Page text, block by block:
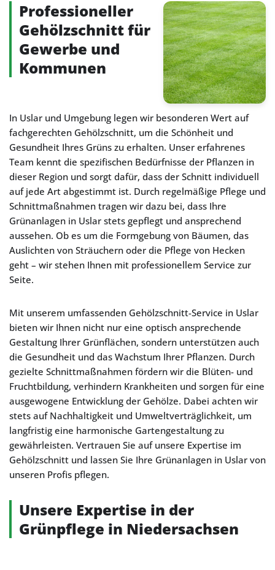
Professioneller
Gehölzschnitt für
Gewerbe und
Kommunen
In Uslar und Umgebung legen wir besonderen Wert auf
fachgerechten Gehölzschnitt, um die Schönheit und
Gesundheit Ihres Grüns zu erhalten. Unser erfahrenes
Team kennt die spezifischen Bedürfnisse der Pflanzen in
dieser Region und sorgt dafür, dass der Schnitt individuell
auf jede Art abgestimmt ist. Durch regelmäßige Pflege und
Schnittmaßnahmen tragen wir dazu bei, dass Ihre
Grünanlagen in Uslar stets gepflegt und ansprechend
aussehen. Ob es um die Formgebung von Bäumen, das
Auslichten von Sträuchern oder die Pflege von Hecken
geht – wir stehen Ihnen mit professionellem Service zur
Seite.
Mit unserem umfassenden Gehölzschnitt-Service in Uslar
bieten wir Ihnen nicht nur eine optisch ansprechende
Gestaltung Ihrer Grünflächen, sondern unterstützen auch
die Gesundheit und das Wachstum Ihrer Pflanzen. Durch
gezielte Schnittmaßnahmen fördern wir die Blüten- und
Fruchtbildung, verhindern Krankheiten und sorgen für eine
ausgewogene Entwicklung der Gehölze. Dabei achten wir
stets auf Nachhaltigkeit und Umweltverträglichkeit, um
langfristig eine harmonische Gartengestaltung zu
gewährleisten. Vertrauen Sie auf unsere Expertise im
Gehölzschnitt und lassen Sie Ihre Grünanlagen in Uslar von
unseren Profis pflegen.
Unsere Expertise in der
Grünpflege in Niedersachsen